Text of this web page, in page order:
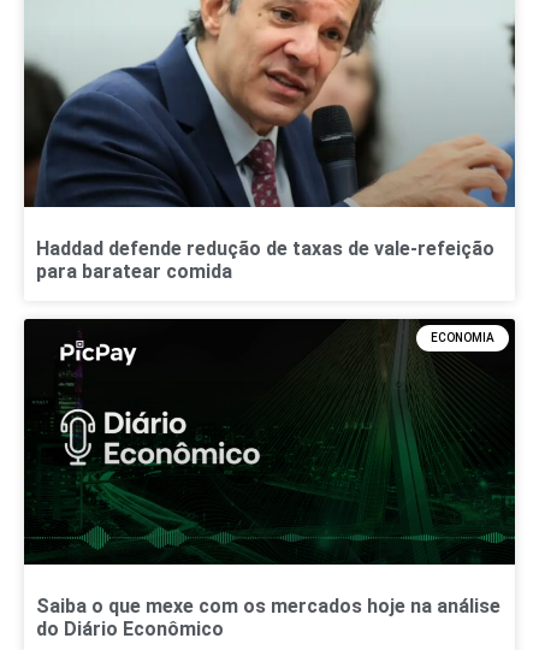
Haddad defende redução de taxas de vale-refeição
para baratear comida
ECONOMIA
Saiba o que mexe com os mercados hoje na análise
do Diário Econômico